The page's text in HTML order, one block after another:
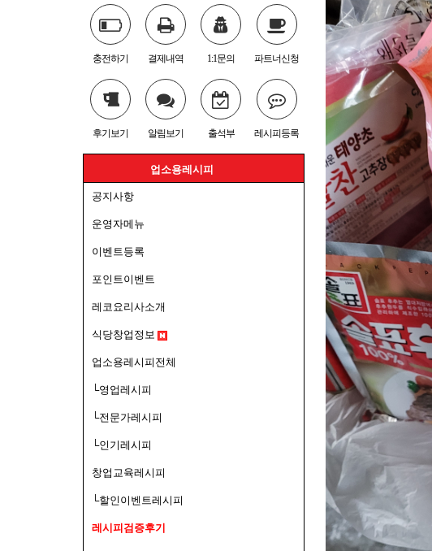
충전하기 결제내역 1:1문의 파트너신청
후기보기 알림보기 출석부 레시피등록
업소용레시피
공지사항
운영자메뉴
이벤트등록
포인트이벤트
레코요리사소개
식당창업정보
업소용레시피전체
└영업레시피
└전문가레시피
└인기레시피
창업교육레시피
└할인이벤트레시피
레시피검증후기